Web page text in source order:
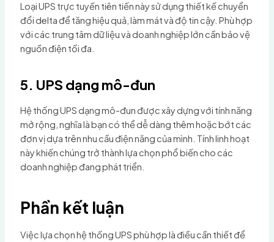
Loại UPS trực tuyến tiên tiến này sử dụng thiết kế chuyển
đổi delta để tăng hiệu quả, làm mát và độ tin cậy. Phù hợp
với các trung tâm dữ liệu và doanh nghiệp lớn cần bảo vệ
nguồn điện tối đa.
5. UPS dạng mô-đun
Hệ thống UPS dạng mô-đun được xây dựng với tính năng
mở rộng, nghĩa là bạn có thể dễ dàng thêm hoặc bớt các
đơn vị dựa trên nhu cầu điện năng của mình. Tính linh hoạt
này khiến chúng trở thành lựa chọn phổ biến cho các
doanh nghiệp đang phát triển.
Phần kết luận
Việc lựa chọn hệ thống UPS phù hợp là điều cần thiết để